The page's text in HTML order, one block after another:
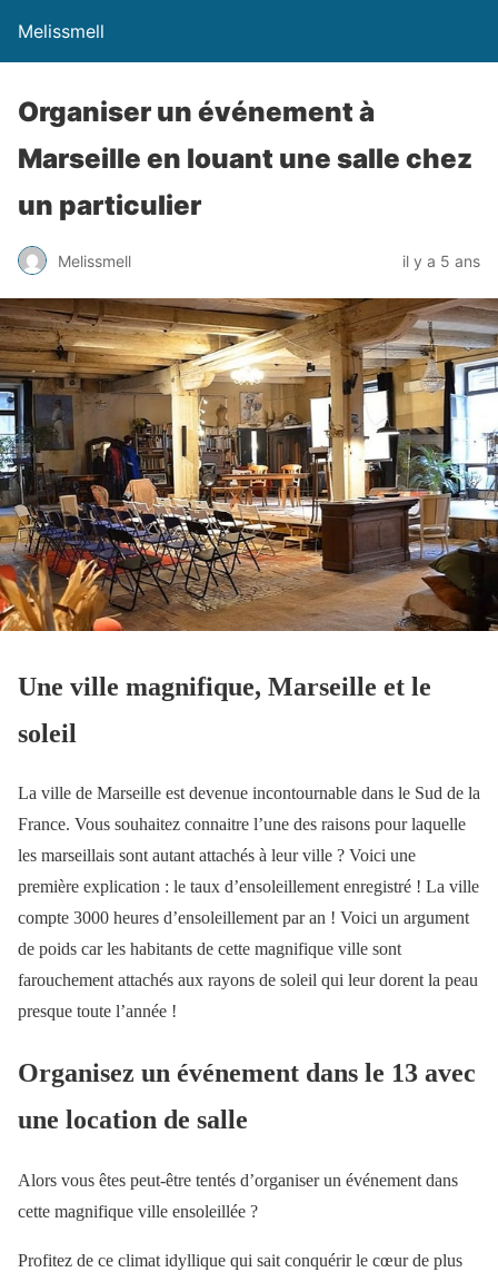
Melissmell
Organiser un événement à
Marseille en louant une salle chez
un particulier
Melissmell il y a 5 ans
Une ville magnifique, Marseille et le
soleil
La ville de Marseille est devenue incontournable dans le Sud de la
France. Vous souhaitez connaitre l’une des raisons pour laquelle
les marseillais sont autant attachés à leur ville ? Voici une
première explication : le taux d’ensoleillement enregistré ! La ville
compte 3000 heures d’ensoleillement par an ! Voici un argument
de poids car les habitants de cette magnifique ville sont
farouchement attachés aux rayons de soleil qui leur dorent la peau
presque toute l’année !
Organisez un événement dans le 13 avec
une location de salle
Alors vous êtes peut-être tentés d’organiser un événement dans
cette magnifique ville ensoleillée ?
Profitez de ce climat idyllique qui sait conquérir le cœur de plus